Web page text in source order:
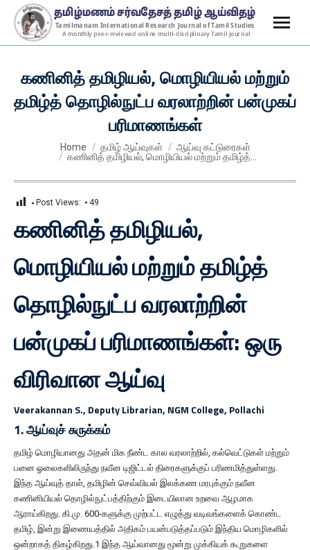
கணினித் தமிழியல், மொழியியல் மற்றும்
தமிழ்த் தொழில்நுட்ப வரலாற்றின் பன்முகப்
பரிமாணங்கள்
You are here:Home தமிழ் ஆய்வுகள்
ஆய்வு கட்டுரைகள்
கணினித் தமிழியல், மொழியியல் மற்றும் தமிழ்த்…
Post Views: 49
கணினித் தமிழியல்,
மொழியியல் மற்றும் தமிழ்த்
தொழில்நுட்ப வரலாற்றின்
பன்முகப் பரிமாணங்கள்: ஒரு
விரிவான ஆய்வு
Veerakannan S., Deputy Librarian, NGM College, Pollachi
1. ஆய்வுச் சுருக்கம்
தமிழ் மொழியானது அதன் மிக நீண்ட கால வரலாற்றில், கல்வெட்டுகள் மற்றும்
பனை ஓலைகளிலிருந்து நவீன டிஜிட்டல் திரைகளுக்குப் பரிணமித்துள்ளது.
இந்த ஆய்வுத் தாள், தமிழின் செவ்வியல் இலக்கண மரபுக்கும் நவீன
கணினியியல் தொழில்நுட்பத்திற்கும் இடையிலான உறவை ஆழமாக
ஆராய்கிறது. கி.மு. 600-களுக்கு முற்பட்ட எழுத்து வடிவங்களைக் கொண்ட
தமிழ், இன்று இணையத்தில் அதிகம் பயன்படுத்தப்படும் இந்திய மொழிகளில்
ஒன்றாகத் திகழ்கிறது.1 இந்த ஆய்வானது மூன்று முக்கியக் கூறுகளை